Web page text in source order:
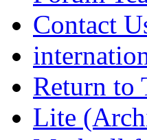
Contact
Return to
Lite